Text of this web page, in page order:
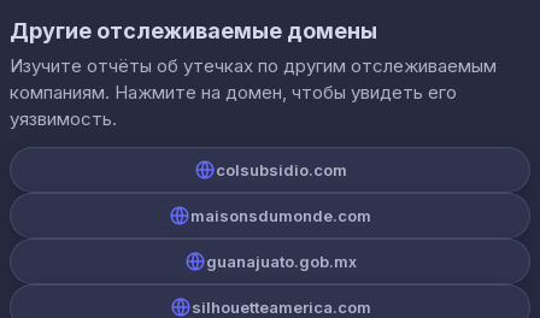
Другие отслеживаемые домены
Изучите отчёты об утечках по другим отслеживаемым
компаниям. Нажмите на домен, чтобы увидеть его
уязвимость.
colsubsidio.com
maisonsdumonde.com
guanajuato.gob.mx
silhouetteamerica.com